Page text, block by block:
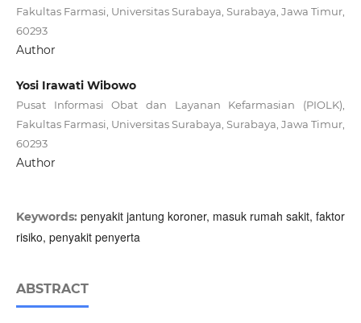
Fakultas Farmasi, Universitas Surabaya, Surabaya, Jawa Timur,
60293
Author
Yosi Irawati Wibowo
Pusat Informasi Obat dan Layanan Kefarmasian (PIOLK),
Fakultas Farmasi, Universitas Surabaya, Surabaya, Jawa Timur,
60293
Author
Keywords: penyakit jantung koroner, masuk rumah sakit, faktor
risiko, penyakit penyerta
ABSTRACT